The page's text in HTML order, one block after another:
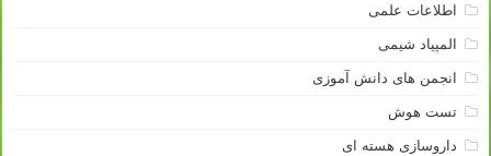
اطلاعات علمی
المپیاد شیمی
انجمن های دانش آموزی
تست هوش
داروسازی هسته ای